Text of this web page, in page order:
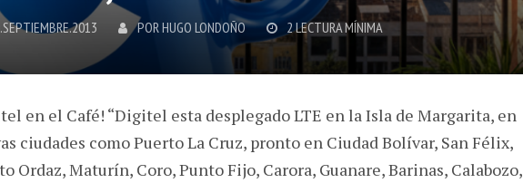
POR HUGO LONDOÑO 2 LECTURA MÍNIMA
en el Café! “Digitel esta desplegado LTE en la Isla de Margarita, en
ciudades como Puerto La Cruz, pronto en Ciudad Bolívar, San Félix,
Ordaz, Maturín, Coro, Punto Fijo, Carora, Guanare, Barinas, Calabozo,